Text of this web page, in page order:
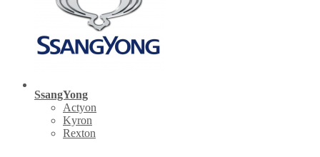
SsangYong
Actyon
Kyron
Rexton